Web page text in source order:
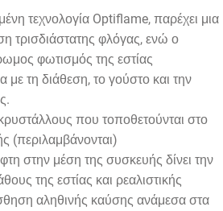
τεχνολογία Optiflame, παρέχει μια
τρισδιάστατης φλόγας, ενώ ο
φωτισμός της εστίας
τη διάθεση, το γούστο και την
κρυστάλλους που τοποθετούνται στο
(περιλαμβάνονται)
στην μέση της συσκευής δίνει την
της εστίας και ρεαλιστικής
αληθινής καύσης ανάμεσα στα